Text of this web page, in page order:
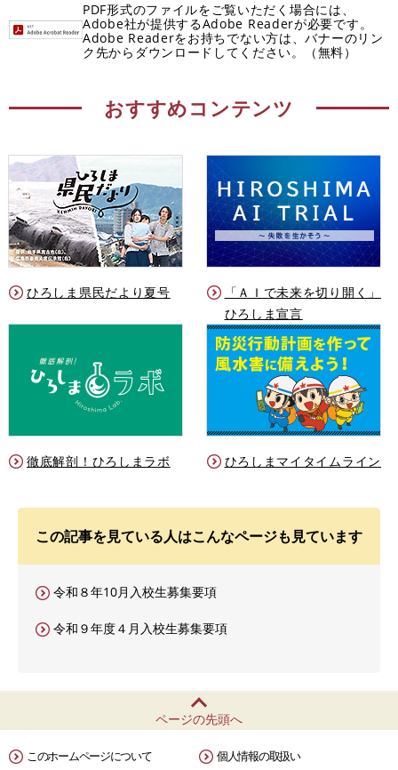
PDF形式のファイルをご覧いただく場合には、
Adobe社が提供するAdobe Readerが必要です。
Adobe Readerをお持ちでない方は、バナーのリン
ク先からダウンロードしてください。（無料）
おすすめコンテンツ
ひろしま県民だより夏号
「ＡＩで未来を切り開く」
ひろしま宣言
徹底解剖！ひろしまラボ ひろしまマイタイムライン
この記事を見ている人はこんなページも見ています
令和８年10月入校生募集要項
令和９年度４月入校生募集要項
ページの先頭へ
このホームページについて 個人情報の取扱い